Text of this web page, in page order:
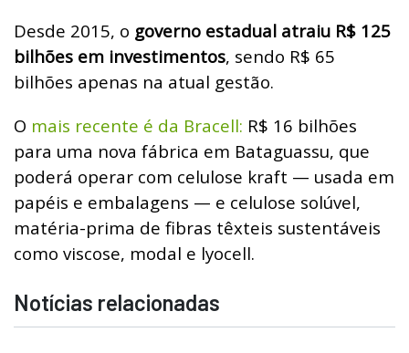
Desde 2015, o governo estadual atraiu R$ 125
bilhões em investimentos, sendo R$ 65
bilhões apenas na atual gestão.
O mais recente é da Bracell: R$ 16 bilhões
para uma nova fábrica em Bataguassu, que
poderá operar com celulose kraft — usada em
papéis e embalagens — e celulose solúvel,
matéria-prima de fibras têxteis sustentáveis
como viscose, modal e lyocell.
Notícias relacionadas